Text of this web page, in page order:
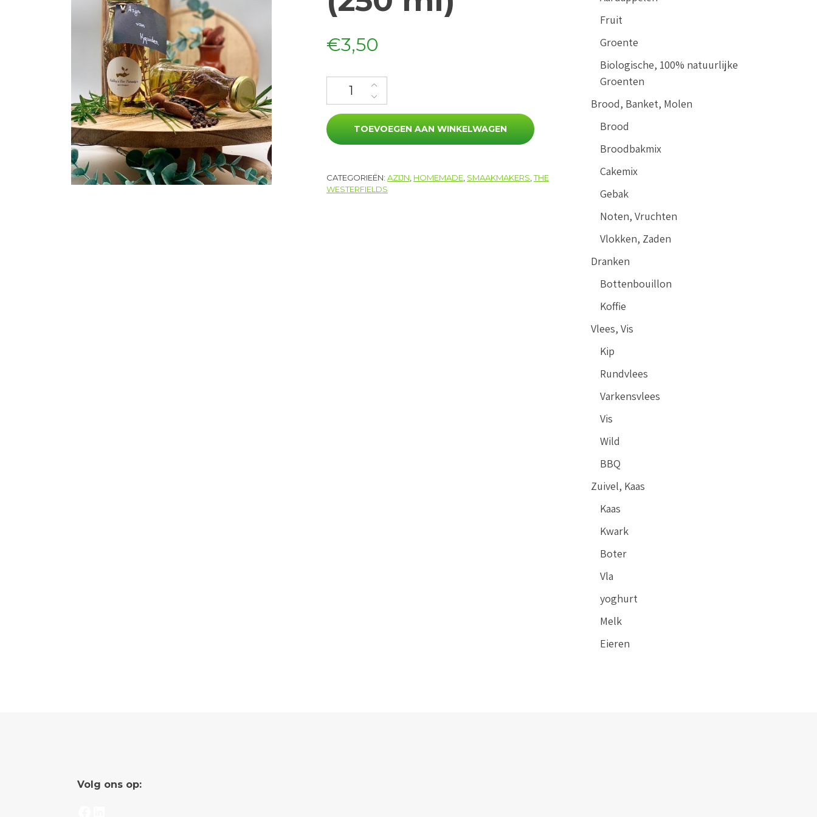
€3,50
Kruidenazijn (250 ml) aantal
TOEVOEGEN AAN WINKELWAGEN
CATEGORIEËN: AZIJN HOMEMADE SMAAKMAKERS ,THE
WESTERFIELDS
Fruit
Groente
Biologische, 100% natuurlijke
Groenten
Brood, Banket, Molen
Brood
Broodbakmix
Cakemix
Gebak
Noten, Vruchten
Vlokken, Zaden
Dranken
Bottenbouillon
Koffie
Vlees, Vis
Kip
Rundvlees
Varkensvlees
Vis
Wild
BBQ
Zuivel, Kaas
Kaas
Kwark
Boter
Vla
yoghurt
Melk
Eieren
Volg ons op: